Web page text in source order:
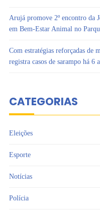
Arujá promove 2º encontro da
em Bem-Estar Animal no
Com estratégias reforçadas de
registra casos de sarampo há 6
CATEGORIAS
Eleições
Esporte
Notícias
Polícia